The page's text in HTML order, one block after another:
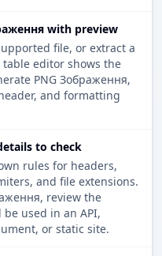
with preview
file, or extract a
editor shows the
PNG Зображення,
and formatting
to check
rules for headers,
and file extensions.
review the
used in an API,
or static site.